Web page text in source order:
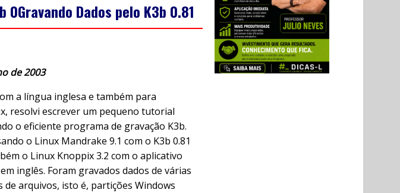
0Gravando Dados pelo K3b 0.81
de 2003
a língua inglesa e também para
resolvi escrever um pequeno tutorial
o eficiente programa de gravação K3b.
o Linux Mandrake 9.1 com o K3b 0.81
o Linux Knoppix 3.2 com o aplicativo
inglês. Foram gravados dados de várias
arquivos, isto é, partições Windows